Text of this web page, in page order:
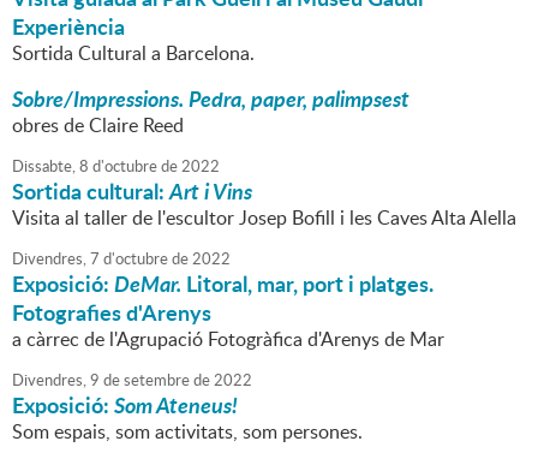
Experiència
Sortida Cultural a Barcelona.
Sobre/Impressions. Pedra, paper, palimpsest
obres de Claire Reed
Dissabte,8 d'octubrede2022
Sortida cultural:Art i Vins
Visita al taller de l'escultor Josep Bofill i les Caves Alta Alella
Divendres,7 d'octubrede2022
Exposició:DeMar. Litoral, mar, port i platges.
Fotografies d'Arenys
a càrrec de l'Agrupació Fotogràfica d'Arenys de Mar
Divendres,9 desetembrede2022
Exposició:Som Ateneus!
Som espais, som activitats, som persones.